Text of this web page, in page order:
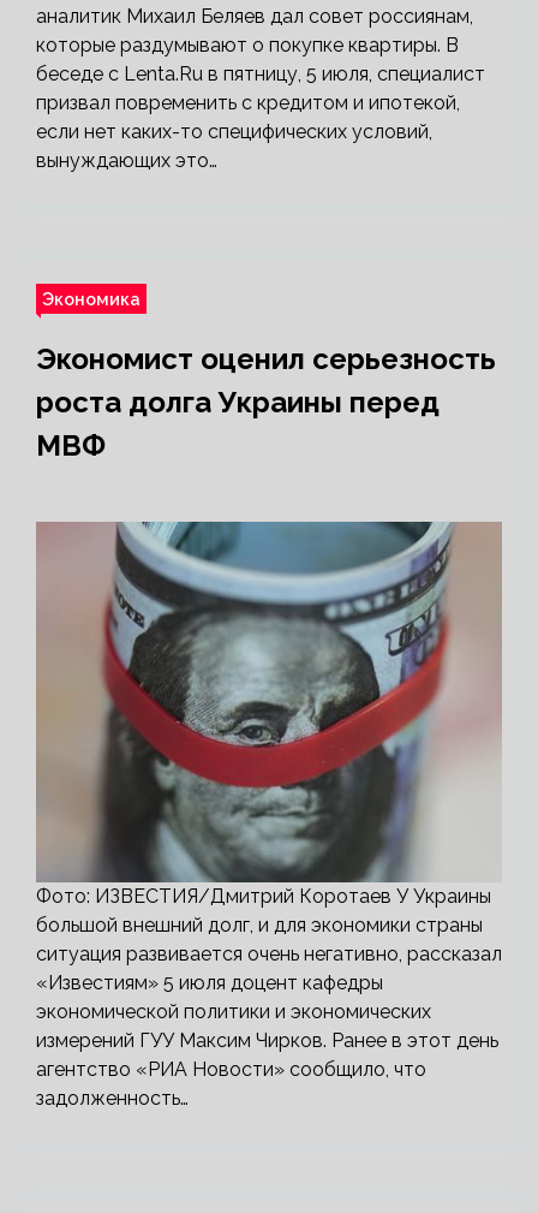
аналитик Михаил Беляев дал совет россиянам,
которые раздумывают о покупке квартиры. В
беседе с Lenta.Ru в пятницу, 5 июля, специалист
призвал повременить с кредитом и ипотекой,
если нет каких-то специфических условий,
вынуждающих это…
Экономика
Экономист оценил серьезность
роста долга Украины перед
МВФ
Фото: ИЗВЕСТИЯ/Дмитрий Коротаев У Украины
большой внешний долг, и для экономики страны
ситуация развивается очень негативно, рассказал
«Известиям» 5 июля доцент кафедры
экономической политики и экономических
измерений ГУУ Максим Чирков. Ранее в этот день
агентство «РИА Новости» сообщило, что
задолженность…